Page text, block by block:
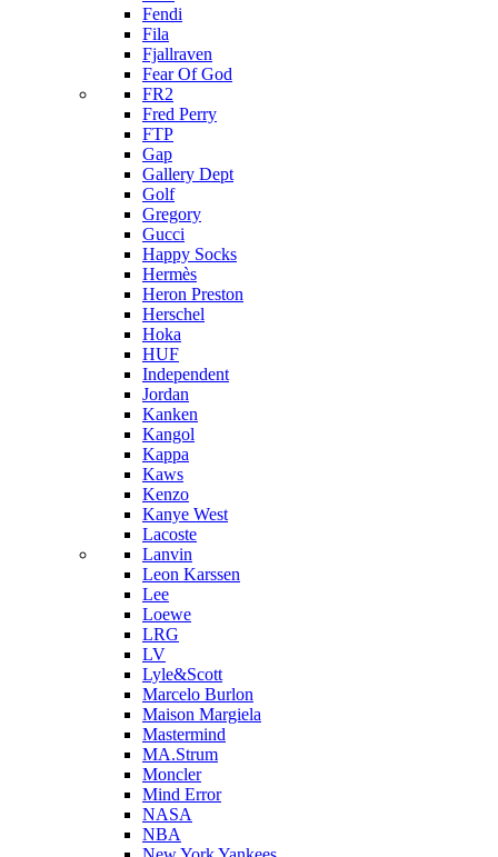
Fendi
Fila
Fjallraven
Fear Of God
FR2
Fred Perry
FTP
Gap
Gallery Dept
Golf
Gregory
Gucci
Happy Socks
Hermès
Heron Preston
Hersсhel
Hoka
HUF
Independent
Jordan
Kanken
Kangol
Kappa
Kaws
Kenzo
Kanye West
Lacoste
Lanvin
Leon Karssen
Lee
Loewe
LRG
LV
Lyle&Scott
Marcelo Burlon
Maison Margiela
Mastermind
MA.Strum
Moncler
Mind Error
NASA
NBA